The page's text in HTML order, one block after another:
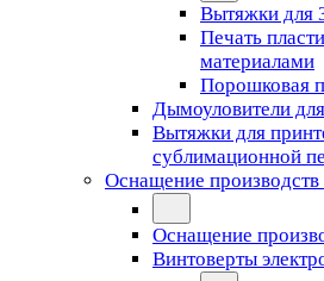
Вытяжки для
Печать
материалами
Порошковая
Дымоуловители
Вытяжки для
сублимационной
Оснащение производств
Оснащение
Винтоверты